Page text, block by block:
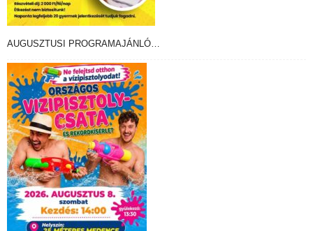
AUGUSZTUSI PROGRAMAJÁNLÓ…